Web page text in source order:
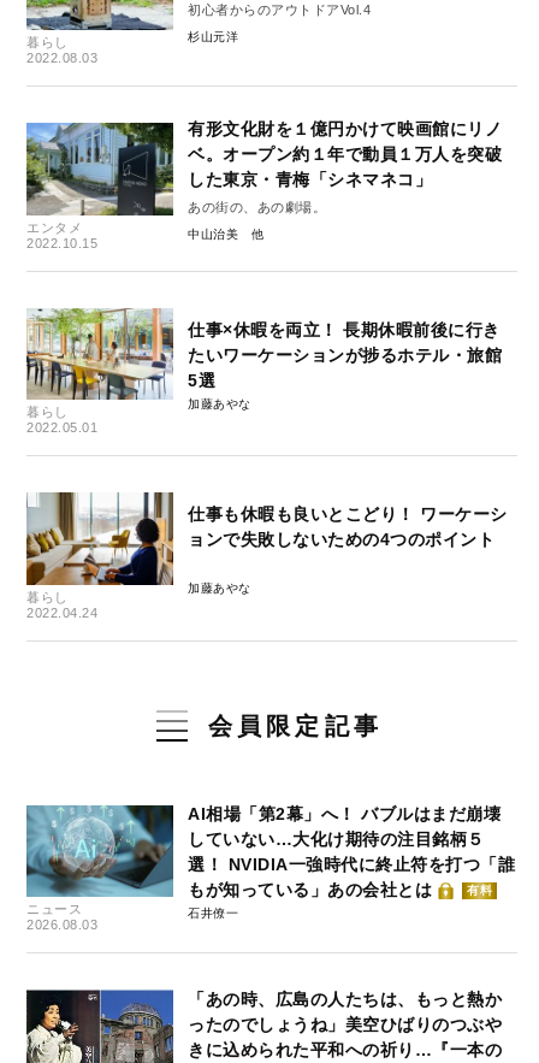
暮らし
2022.08.03
初心者からのアウトドアVol.4
杉山元洋
エンタメ
2022.10.15
有形文化財を１億円かけて映画館にリノ
ベ。オープン約１年で動員１万人を突破
した東京・青梅「シネマネコ」
あの街の、あの劇場。
中山治美
暮らし
2022.05.01
仕事×休暇を両立！ 長期休暇前後に行き
たいワーケーションが捗るホテル・旅館
5選
加藤あやな
暮らし
2022.04.24
仕事も休暇も良いとこどり！ ワーケーシ
ョンで失敗しないための4つのポイント
加藤あやな
会員限定記事
ニュース
2026.08.03
AI相場「第2幕」へ！ バブルはまだ崩壊
していない…大化け期待の注目銘柄５
選！ NVIDIA一強時代に終止符を打つ「誰
もが知っている」あの会社とは
有料
石井僚一
「あの時、広島の人たちは、もっと熱か
ったのでしょうね」美空ひばりのつぶや
きに込められた平和への祈り…『一本の